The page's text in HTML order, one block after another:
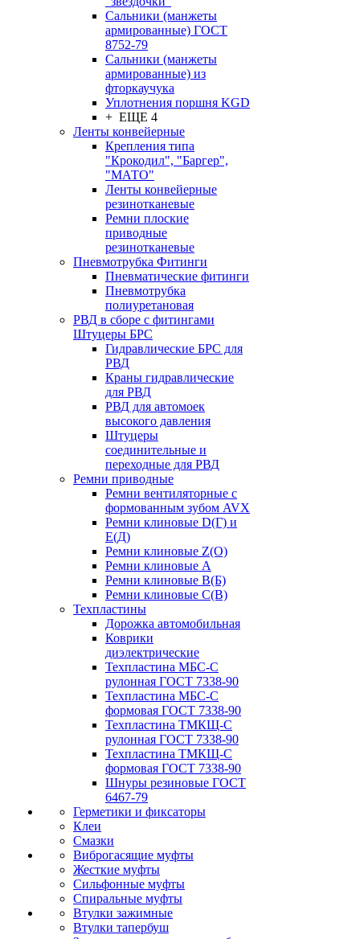
Сальники (манжеты
армированные) ГОСТ
8752-79
Сальники (манжеты
армированные) из
фторкаучука
Уплотнения поршня KGD
+ ЕЩЕ 4
Ленты конвейерные
Крепления типа
"Крокодил", "Баргер",
"МАТО"
Ленты конвейерные
резинотканевые
Ремни плоские
приводные
резинотканевые
Пневмотрубка Фитинги
Пневматические фитинги
Пневмотрубка
полиуретановая
РВД в сборе с фитингами
Штуцеры БРС
Гидравлические БРС для
РВД
Краны гидравлические
для РВД
РВД для автомоек
высокого давления
Штуцеры
соединительные и
переходные для РВД
Ремни приводные
Ремни вентиляторные с
формованным зубом AVX
Ремни клиновые D(Г) и
Е(Д)
Ремни клиновые Z(О)
Ремни клиновые А
Ремни клиновые В(Б)
Ремни клиновые С(В)
Техпластины
Дорожка автомобильная
Коврики
диэлектрические
Техпластина МБС-С
рулонная ГОСТ 7338-90
Техпластина МБС-С
формовая ГОСТ 7338-90
Техпластина ТМКЩ-С
рулонная ГОСТ 7338-90
Техпластина ТМКЩ-С
формовая ГОСТ 7338-90
Шнуры резиновые ГОСТ
6467-79
Герметики и фиксаторы
Клеи
Смазки
Виброгасящие муфты
Жесткие муфты
Сильфонные муфты
Спиральные муфты
Втулки зажимные
Втулки тапербуш